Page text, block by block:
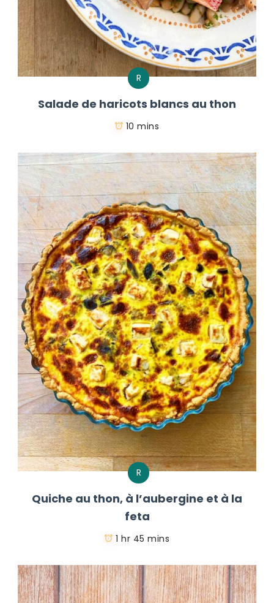
R
Salade de haricots blancs au thon
10 mins
R
Quiche au thon, à l’aubergine et à la
feta
1 hr 45 mins